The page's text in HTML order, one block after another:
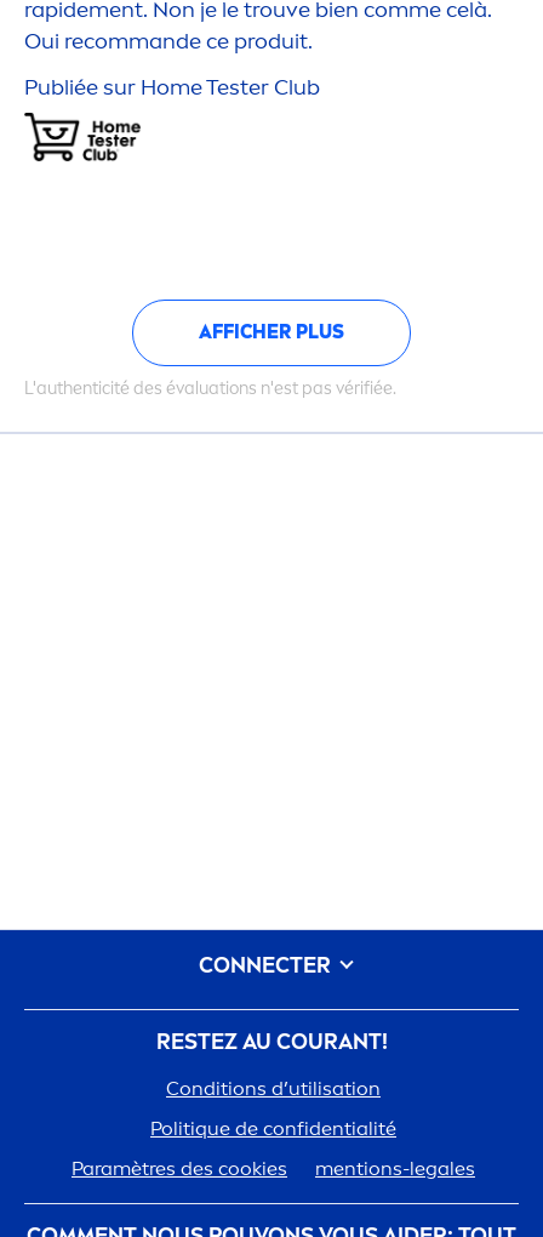
rapidement. Non je le trouve bien comme celà.
Oui recommande ce produit.
Publiée sur Home Tester Club
AFFICHER PLUS
L'authenticité des évaluations n'est pas vérifiée.
RESTEZ AU COURANT!
Conditions d’utilisation
Politique de confidentialité
Paramètres des cookies
mentions-legales
CONNECTER